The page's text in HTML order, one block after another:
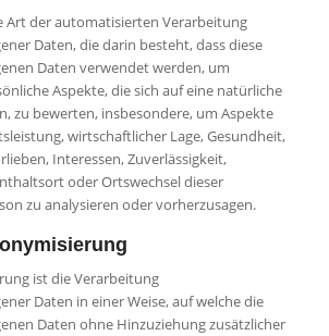
Art der automatisierten Verarbeitung
Daten, die darin besteht, dass diese
Daten verwendet werden, um
Aspekte, die sich auf eine natürliche
zu bewerten, insbesondere, um Aspekte
wirtschaftlicher Lage, Gesundheit,
Interessen, Zuverlässigkeit,
oder Ortswechsel dieser
zu analysieren oder vorherzusagen.
ist die Verarbeitung
Daten in einer Weise, auf welche die
Daten ohne Hinzuziehung zusätzlicher